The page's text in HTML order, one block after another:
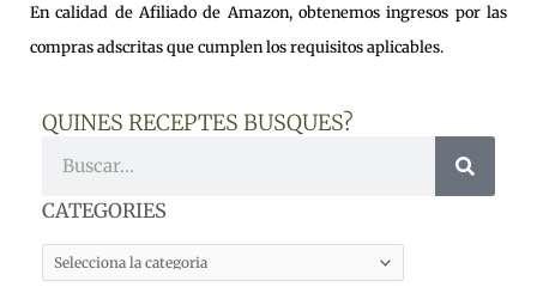
En calidad de Afiliado de Amazon, obtenemos ingresos por las
compras adscritas que cumplen los requisitos aplicables.
QUINES RECEPTES BUSQUES?
CATEGORIES
CATEGORIES